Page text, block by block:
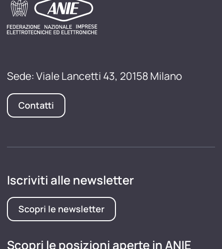
Sede: Viale Lancetti 43, 20158 Milano
Contatti
Iscriviti alle newsletter
Scopri le newsletter
Scopri le posizioni aperte in ANIE